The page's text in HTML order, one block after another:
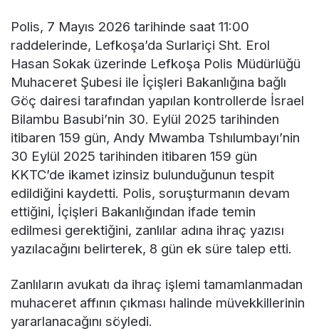
Polis, 7 Mayıs 2026 tarihinde saat 11:00
raddelerinde, Lefkoşa’da Surlariçi Sht. Erol
Hasan Sokak üzerinde Lefkoşa Polis Müdürlüğü
Muhaceret Şubesi ile İçişleri Bakanlığına bağlı
Göç dairesi tarafından yapılan kontrollerde İsrael
Bilambu Basubi’nin 30. Eylül 2025 tarihinden
itibaren 159 gün, Andy Mwamba Tshılumbayı’nin
30 Eylül 2025 tarihinden itibaren 159 gün
KKTC’de ikamet izinsiz bulunduğunun tespit
edildiğini kaydetti. Polis, soruşturmanın devam
ettiğini, İçişleri Bakanlığından ifade temin
edilmesi gerektiğini, zanlılar adına ihraç yazısı
yazılacağını belirterek, 8 gün ek süre talep etti.
Zanlıların avukatı da ihraç işlemi tamamlanmadan
muhaceret affının çıkması halinde müvekkillerinin
yararlanacağını söyledi.